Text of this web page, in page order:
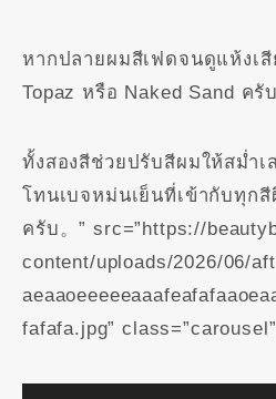
หากปลายผมสีเฟดจนดูแห้งเ
Topaz หรือ Naked Sand ครับ
ทั้งสองสีช่วยปรับสีผมให้สม่ำ
โทนเบจหม่นเย็นที่เข้ากับทุก
ครับ。” src=”https://
content/uploads/2026/06/
fafafa.jpg”